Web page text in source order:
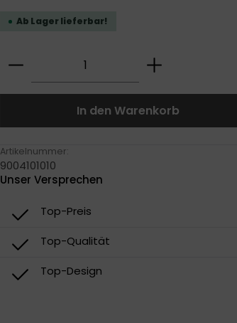
Ab Lager lieferbar!
Produkt Anzahl: Gib den
In den Warenkorb
Artikelnummer:
9004101010
Unser Versprechen
Top-Preis
Top-Qualität
Top-Design